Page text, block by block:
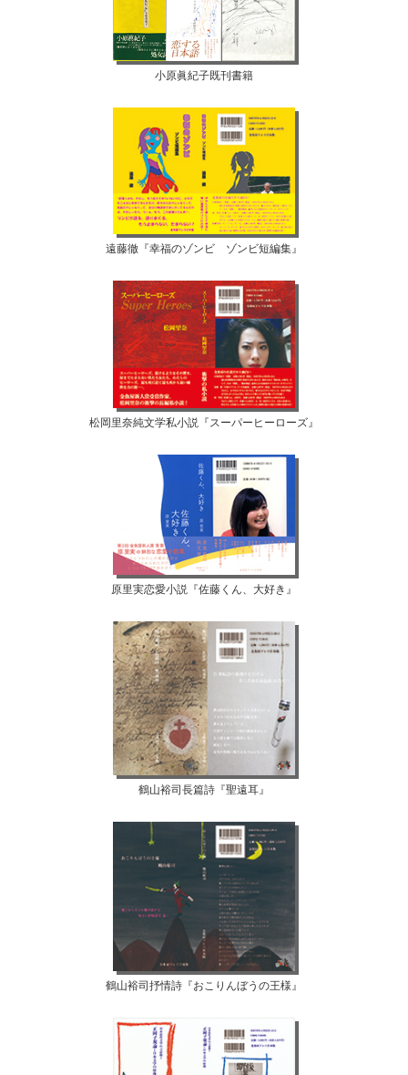
小原眞紀子既刊書籍
遠藤徹『幸福のゾンビ ゾンビ短編集』
松岡里奈純文学私小説『スーパーヒーローズ』
原里実恋愛小説『佐藤くん、大好き』
鶴山裕司長篇詩『聖遠耳』
鶴山裕司抒情詩『おこりんぼうの王様』